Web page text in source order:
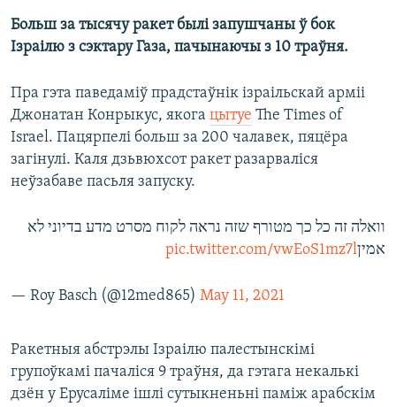
Больш за тысячу ракет былі запушчаны ў бок
Ізраілю з сэктару Газа, пачынаючы з 10 траўня.
Пра гэта паведаміў прадстаўнік ізраільскай арміі
Джонатан Конрыкус, якога цытуе The Times of
Israel. Пацярпелі больш за 200 чалавек, пяцёра
загінулі. Каля дзьвюхсот ракет разарваліся
неўзабаве пасьля запуску.
וואלה זה כל כך מטורף שזה נראה לקוח מסרט מדע בדיוני לא
אמיןpic.twitter.com/vwEoS1mz7l
— Roy Basch (@12med865) May 11, 2021
Ракетныя абстрэлы Ізраілю палестынскімі
групоўкамі пачаліся 9 траўня, да гэтага некалькі
дзён у Ерусаліме ішлі сутыкненьні паміж арабскім